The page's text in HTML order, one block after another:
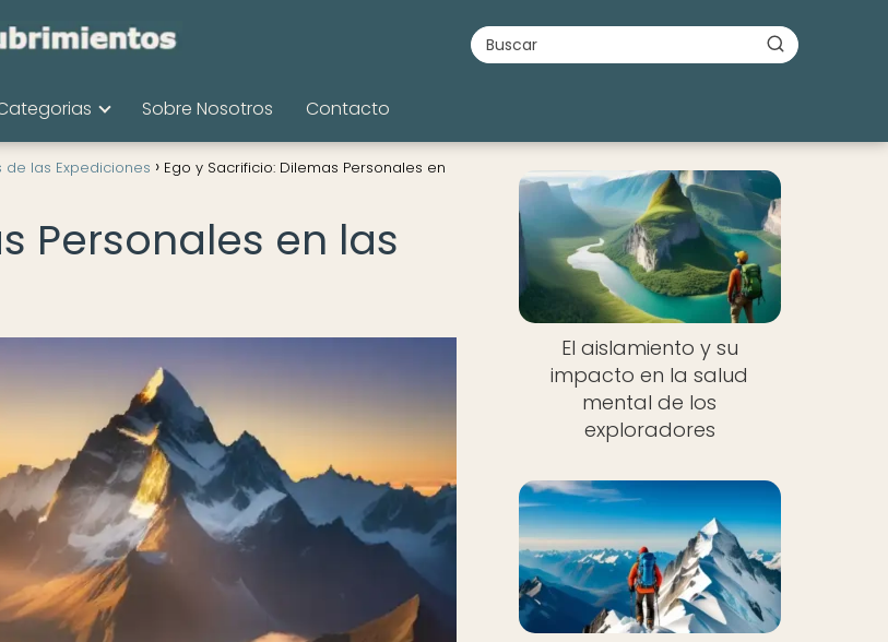
Sobre Nosotros Contacto
las Expediciones
Ego y Sacrificio: Dilemas Personales en
Personales en las
El aislamiento y su
impacto en la salud
mental de los
exploradores